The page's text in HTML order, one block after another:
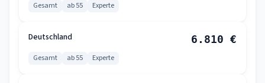
Gesamt ab 55 Experte
Deutschland 6.810 €
Gesamt ab 55 Experte